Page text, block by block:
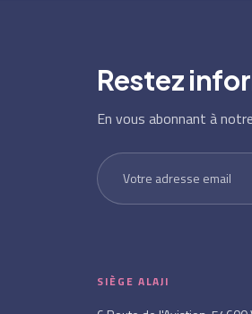
Restez
En vous abonnant à
SIÈGE ALAJI